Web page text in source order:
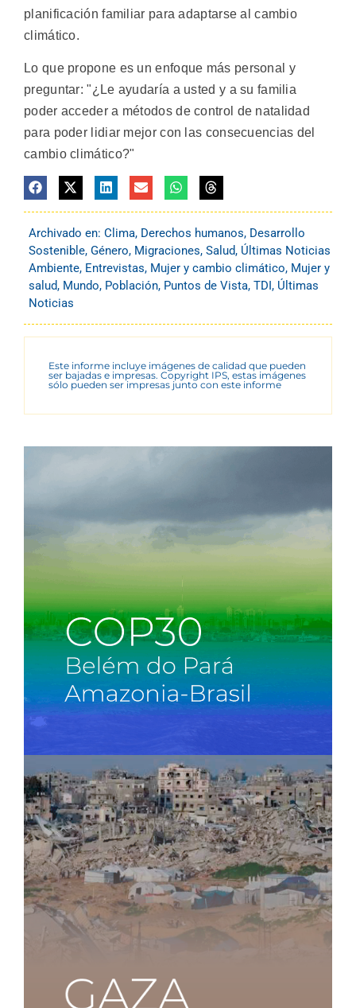
planificación familiar para adaptarse al cambio
climático.
Lo que propone es un enfoque más personal y
preguntar: "¿Le ayudaría a usted y a su familia
poder acceder a métodos de control de natalidad
para poder lidiar mejor con las consecuencias del
cambio climático?"
Archivado en: Clima, Derechos humanos, Desarrollo
Sostenible, Género, Migraciones, Salud, Últimas Noticias
Ambiente, Entrevistas, Mujer y cambio climático, Mujer y
salud, Mundo, Población, Puntos de Vista, TDI, Últimas
Noticias
Este informe incluye imágenes de calidad que pueden
ser bajadas e impresas. Copyright IPS, estas imágenes
sólo pueden ser impresas junto con este informe